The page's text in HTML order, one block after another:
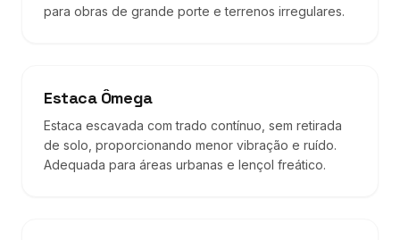
para obras de grande porte e terrenos irregulares.
Estaca Ômega
Estaca escavada com trado contínuo, sem retirada
de solo, proporcionando menor vibração e ruído.
Adequada para áreas urbanas e lençol freático.